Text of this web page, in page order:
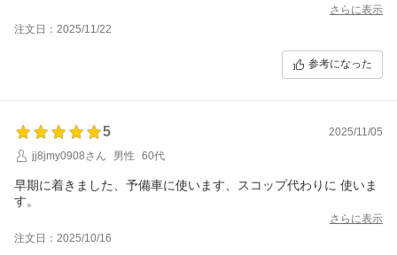
さらに表示
注文日：2025/11/22
参考になった
5
2025/11/05
jj8jmy0908さん
男性 60代
早期に着きました、予備車に使います、スコップ代わりに 使いま
す。
さらに表示
注文日：2025/10/16